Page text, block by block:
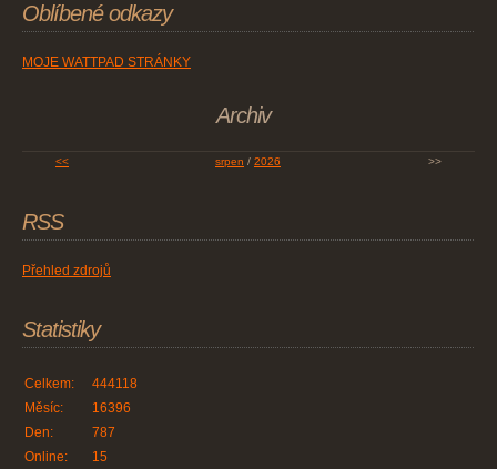
Oblíbené odkazy
MOJE WATTPAD STRÁNKY
Archiv
<< srpen / 2026 >>
RSS
Přehled zdrojů
Statistiky
Online: 15
Celkem:
444118
Měsíc:
16396
Den:
787